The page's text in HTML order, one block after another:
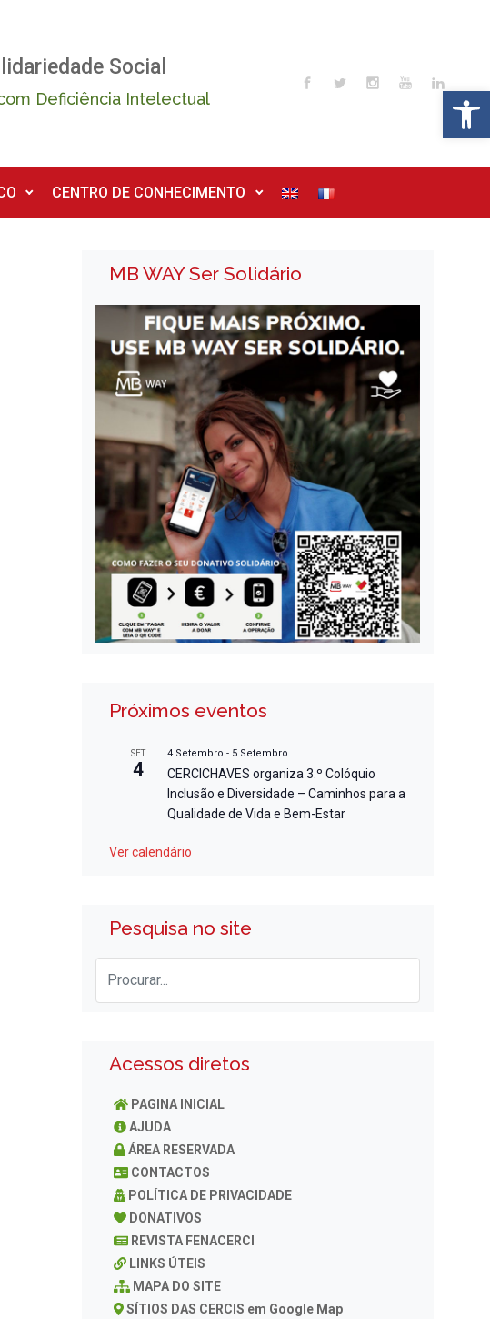
Social
Deficiência Intelectual
CENTRO DE CONHECIMENTO
MB WAY Ser Solidário
Próximos eventos
SET
4
4 Setembro - 5 Setembro
CERCICHAVES organiza 3.º Colóquio
Inclusão e Diversidade – Caminhos para a
Qualidade de Vida e Bem-Estar
Ver calendário
Pesquisa no site
Acessos diretos
PAGINA INICIAL
AJUDA
ÁREA RESERVADA
CONTACTOS
POLÍTICA DE PRIVACIDADE
DONATIVOS
REVISTA FENACERCI
LINKS ÚTEIS
MAPA DO SITE
SÍTIOS DAS CERCIS em Google Map